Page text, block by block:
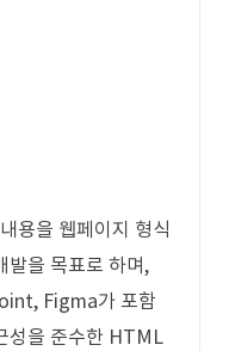
용을 웹페이지 형식
발을 목표로 하며,
Figma가 포함
성을 준수한 HTML